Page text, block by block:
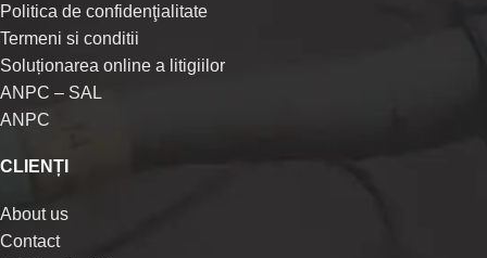
Politica de confidenţialitate
Termeni si conditii
Soluționarea online a litigiilor
ANPC – SAL
ANPC
CLIENȚI
About us
Contact